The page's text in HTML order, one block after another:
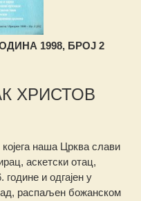
1998, БРОЈ 2
ХРИСТОВ
наша Црква слави
аскетски отац,
године и одгајен у
распаљен божанском